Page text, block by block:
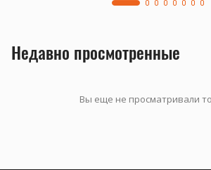
Недавно просмотренные
Вы еще не просматривали